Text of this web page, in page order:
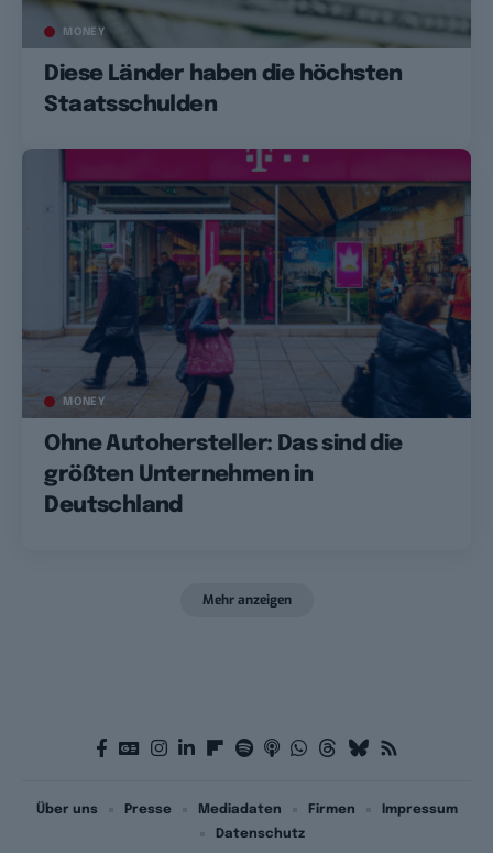
MONEY
Diese Länder haben die höchsten
Staatsschulden
MONEY
Ohne Autohersteller: Das sind die
größten Unternehmen in
Deutschland
Mehr anzeigen
Über uns Presse Mediadaten Firmen
Impressum
Datenschutz